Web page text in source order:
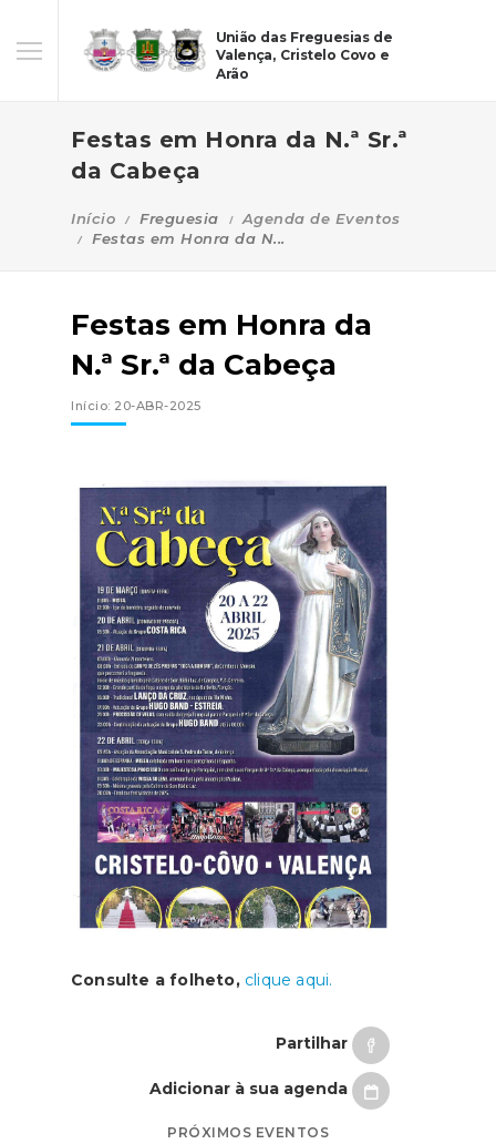
União das Freguesias de
Valença, Cristelo Covo e
Arão
Festas em Honra da N.ª Sr.ª
da Cabeça
Início Freguesia
Agenda de Eventos
Festas em Honra da N...
Festas em Honra da
N.ª Sr.ª da Cabeça
Início: 20-ABR-2025
Consulte a folheto, clique aqui.
Partilhar
Adicionar à sua agenda
PRÓXIMOS EVENTOS